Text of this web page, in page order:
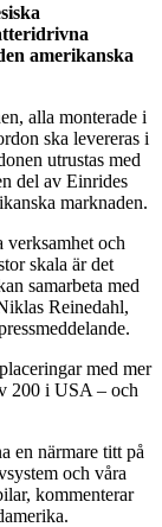
amerikanska
alla monterade i
ska levereras i
utrustas med
del av Einrides
marknaden.
verksamhet och
skala är det
samarbeta med
Reinedahl,
med mer
200 i USA – och
en närmare titt på
och våra
kommenterar